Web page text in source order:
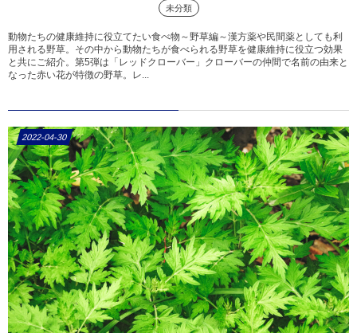
未分類
動物たちの健康維持に役立てたい食べ物～野草編～漢方薬や民間薬としても利
用される野草。その中から動物たちが食べられる野草を健康維持に役立つ効果
と共にご紹介。第5弾は「レッドクローバー」クローバーの仲間で名前の由来と
なった赤い花が特徴の野草。レ...
2022-04-30